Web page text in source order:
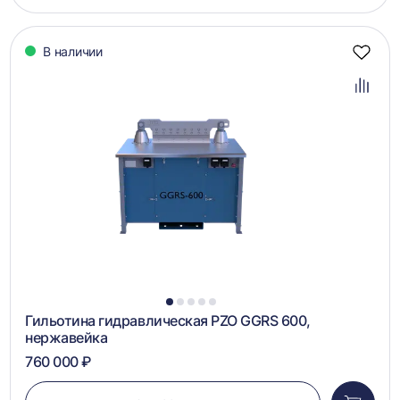
В наличии
1 2 3 4 5
Гильотина гидравлическая PZO GGRS 600,
нержавейка
760 000 ₽